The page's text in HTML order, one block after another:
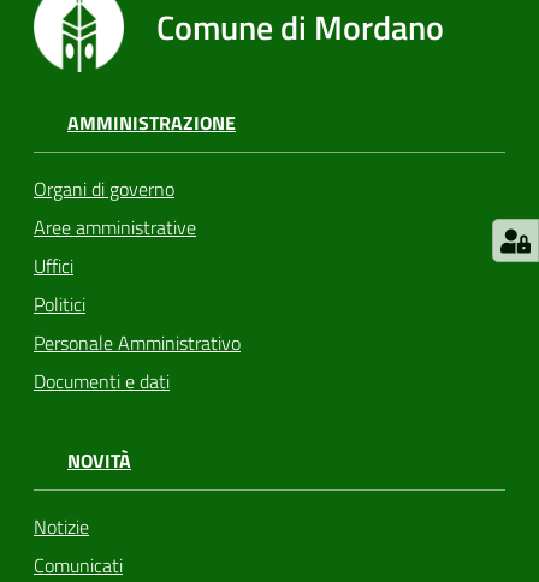
Comune di Mordano
AMMINISTRAZIONE
Organi di governo
Aree amministrative
Uffici
Politici
Personale Amministrativo
Documenti e dati
NOVITÀ
Notizie
Comunicati